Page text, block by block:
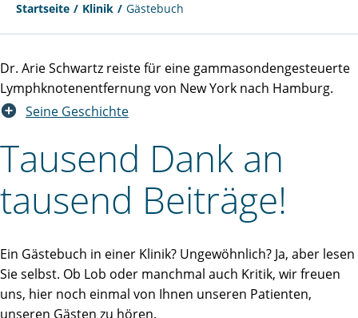
Startseite Klinik Gästebuch
Dr. Arie Schwartz reiste für eine gammasondengesteuerte
Lymphknotenentfernung von New York nach Hamburg.
Seine Geschichte
Tausend Dank an
tausend Beiträge!
Ein Gästebuch in einer Klinik? Ungewöhnlich? Ja, aber lesen
Sie selbst. Ob Lob oder manchmal auch Kritik, wir freuen
uns, hier noch einmal von Ihnen unseren Patienten,
unseren Gästen zu hören.